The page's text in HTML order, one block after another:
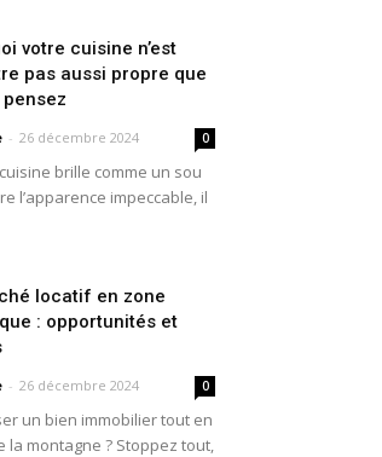
votre cuisine n’est
pas aussi propre que
- 26 décembre 2024 0
brille comme un sou
l’apparence impeccable, il
locatif en zone
: opportunités et
- 26 décembre 2024 0
un bien immobilier tout en
la montagne ? Stoppez tout,